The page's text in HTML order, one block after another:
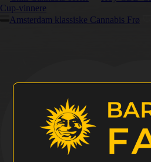
Cup-vinnere
Amsterdam klassiske Cannabis Frø